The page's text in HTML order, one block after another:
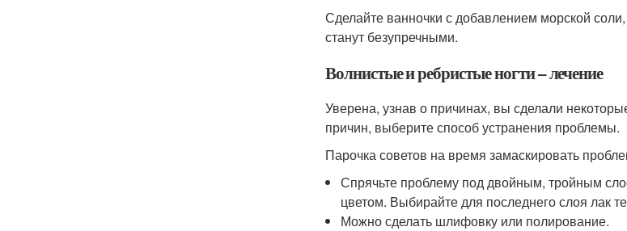
Сделайте ванночки с добавлением морской
станут безупречными.
Волнистые и ребристые ногти – лечение
Уверена, узнав о причинах, вы сделали
причин, выберите способ устранения проблемы.
Парочка советов на время замаскировать
Спрячьте проблему под двойным, тройным
цветом. Выбирайте для последнего слоя лак
Можно сделать шлифовку или полирование.